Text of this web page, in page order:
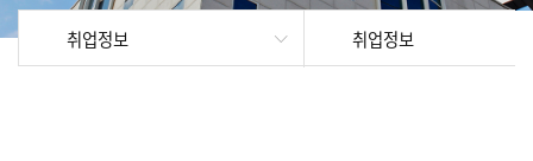
취업정보 취업정보